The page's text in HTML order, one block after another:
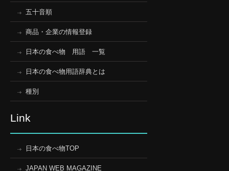
五十音順
商品・企業の情報登録
日本の食べ物 用語 一覧
日本の食べ物用語辞典とは
種別
Link
日本の食べ物TOP
JAPAN WEB MAGAZINE